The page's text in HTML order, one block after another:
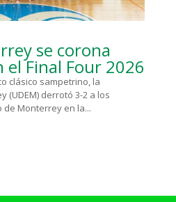
se corona
el Final Four 2026
clásico sampetrino, la
(UDEM) derrotó 3-2 a los
de Monterrey en la...